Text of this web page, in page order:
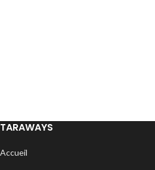
TARAWAYS
Accueil